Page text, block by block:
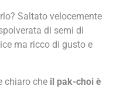
Saltato velocemente
di semi di
ma ricco di gusto e
chiaro che il pak-choi è